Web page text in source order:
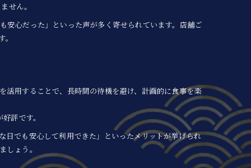
せん。
安心だった」といった声が多く寄せられています。店舗ご
活用することで、長時間の待機を避け、計画的に食事を楽
評です。
日でも安心して利用できた」といったメリットが挙げられ
しょう。